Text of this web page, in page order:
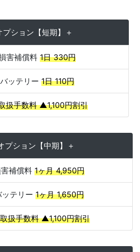
プション【短期】＋
害補償料 1日 330円
ッテリー 1日 110円
扱手数料 ▲1,100円割引
プション【中期】＋
補償料 1ヶ月 4,950円
テリー 1ヶ月 1,650円
取扱手数料 ▲1,100円割引